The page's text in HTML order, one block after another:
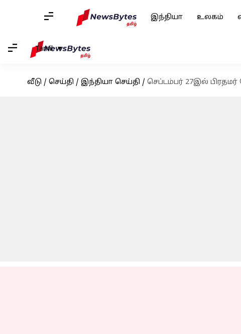
இந்தியா உலகம்
Tamil
வீடு / செய்தி / இந்தியா செய்தி / செப்டம்பர் 27இல் பிரதமர்